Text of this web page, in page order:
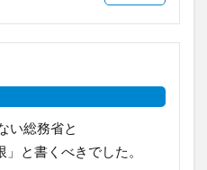
い総務省と
と書くべきでした。